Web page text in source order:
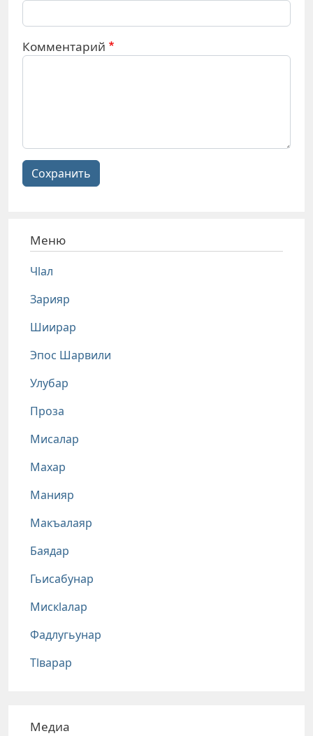
Комментарий
Сохранить
Меню
Чlал
Зарияр
Шиирар
Эпос Шарвили
Улубар
Проза
Мисалар
Махар
Манияр
Макъалаяр
Баядар
Гьисабунар
Мискlалар
Фадлугьунар
Тlварар
Медиа